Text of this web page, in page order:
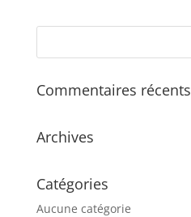
Commentaires récents
Archives
Catégories
Aucune catégorie